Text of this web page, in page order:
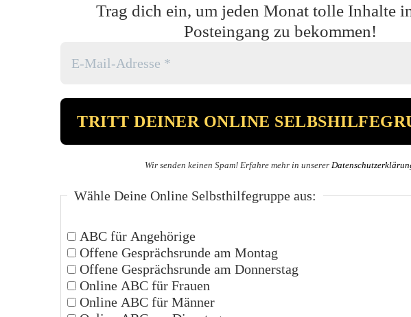
Trag dich ein, um jeden Monat tolle Inhalte
Posteingang zu bekommen!
Wir senden keinen Spam! Erfahre mehr in unserer
Wähle Deine Online Selbsthilfegruppe aus:
ABC für Angehörige
Offene Gesprächsrunde am Montag
Offene Gesprächsrunde am Donnerstag
Online ABC für Frauen
Online ABC für Männer